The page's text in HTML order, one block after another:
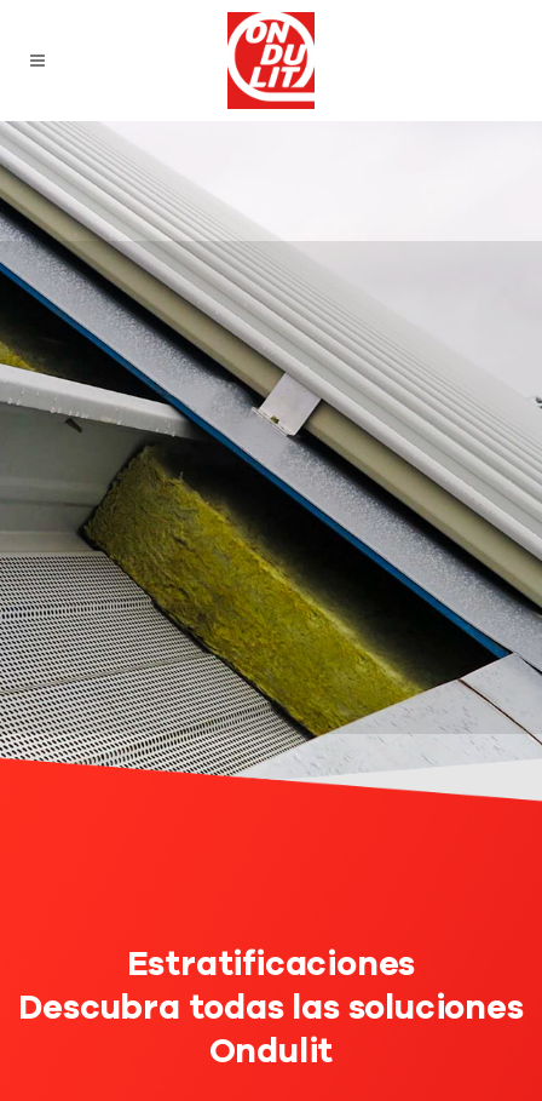
Estratificaciones
Descubra todas las soluciones
Ondulit